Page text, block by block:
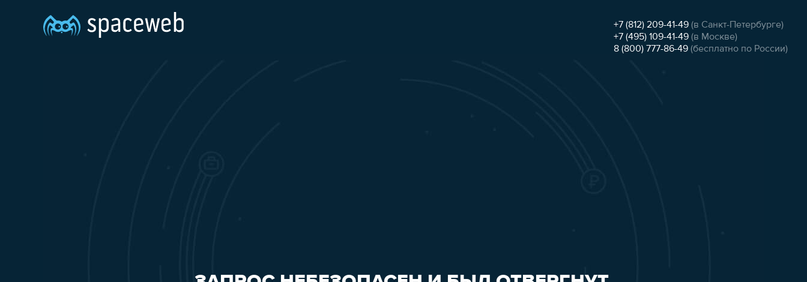
+7 (812) 209-41-49 (в Санкт-Петербурге)
+7 (495) 109-41-49 (в Москве)
8 (800) 777-86-49 (бесплатно по России)